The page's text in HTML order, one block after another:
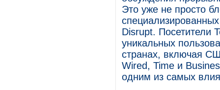
Это уже не просто
Disrupt. Посетители
уникальных
странах, включая
Wired, Time и
одним из самых